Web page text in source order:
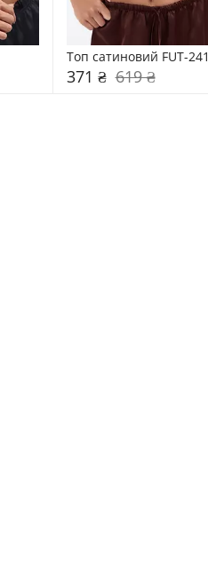
Топ сатиновий FUT-241
371 ₴ 619 ₴